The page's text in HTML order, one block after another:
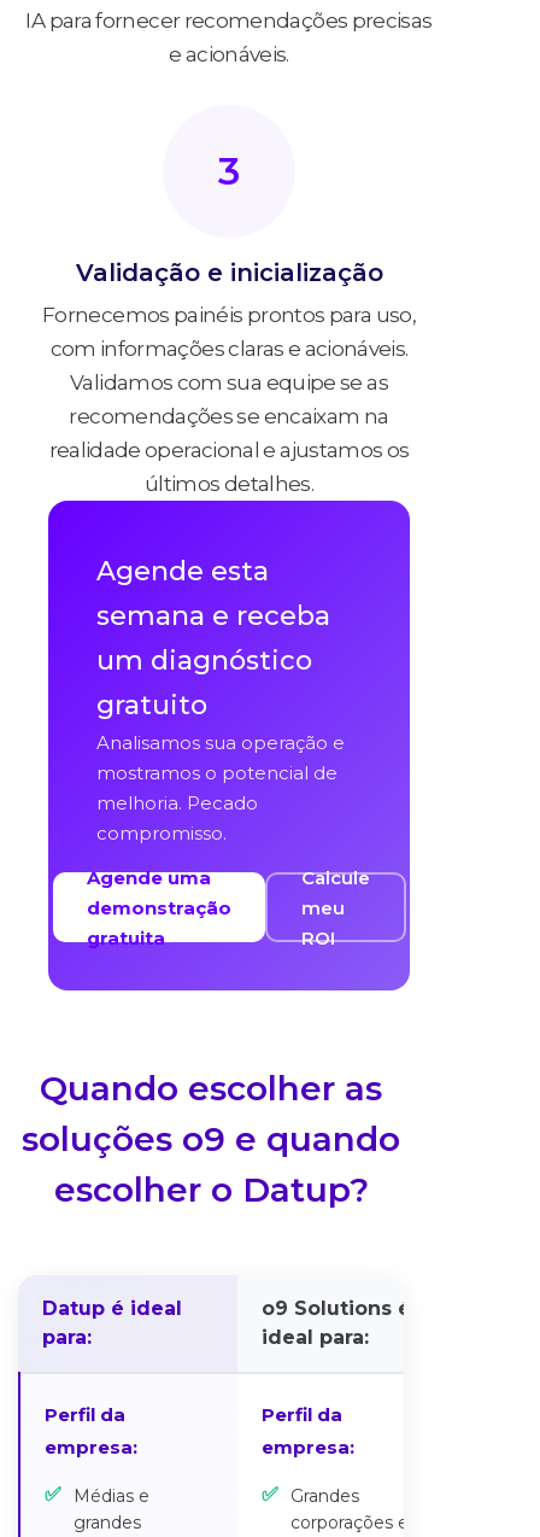
IA para fornecer recomendações precisas
e acionáveis.
3
Validação e inicialização
Fornecemos painéis prontos para uso,
com informações claras e acionáveis.
Validamos com sua equipe se as
recomendações se encaixam na
realidade operacional e ajustamos os
últimos detalhes.
Agende esta
semana e receba
um diagnóstico
gratuito
Analisamos sua operação e
mostramos o potencial de
melhoria. Pecado
compromisso.
Agende uma
demonstração
gratuita
Calcule
meu
ROI
Quando escolher as
soluções o9 e quando
escolher o Datup?
Datup é ideal
para:
o9 Solutions é
ideal para:
Perfil da
empresa:
✅
Médias e
grandes
Perfil da
empresa:
✅
Grandes
corporações em